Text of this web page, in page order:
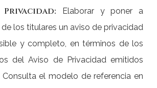
Elaborar y poner a
los titulares un aviso de privacidad
y completo, en términos de los
del Aviso de Privacidad emitidos
Consulta el modelo de referencia en